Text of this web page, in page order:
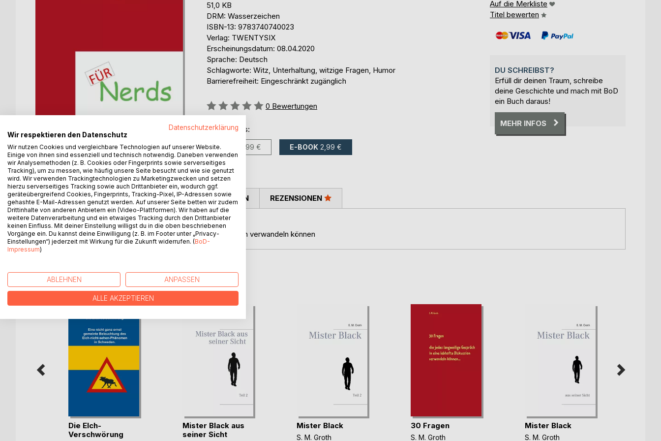
51,0 KB
DRM: Wasserzeichen
ISBN-13: 9783740740023
Verlag: TWENTYSIX
Erscheinungsdatum: 08.04.2020
Sprache: Deutsch
Schlagworte: Witz, Unterhaltung, witzige Fragen, Humor
Barrierefreiheit: Eingeschränkt zugänglich
Bewertung::
0%
0 Bewertungen
erhältlich als:
BUCH 3,99 € E-BOOK 2,99 €
Auf die Merkliste
Titel bewerten
DU SCHREIBST?
Erfüll dir deinen Traum, schreibe
deine Geschichte und mach mit BoD
ein Buch daraus!
MEHR INFOS
BESCHREIBUNG
25 Fragen für Nerds
die jedes langweilige Gespräch in eine lebhafte Diskussion verwandeln können
AUTOR/IN PRESSESTIMMEN REZENSIONEN
WEITERE TITEL BEIBoD
Die Elch-
Verschwörung
Mister Black aus
seiner Sicht
Mister Black
S. M. Groth
30 Fragen
S. M. Groth
Mister Black
S. M. Groth
Datenschutzerklärung
Wir respektieren den Datenschutz
Wir nutzen Cookies und vergleichbare Technologien auf unserer Website.
Einige von ihnen sind essenziell und technisch notwendig. Daneben verwenden
wir Analysemethoden (z. B. Cookies oder Fingerprints sowie serverseitiges
Tracking), um zu messen, wie häufig unsere Seite besucht und wie sie genutzt
wird. Wir verwenden Trackingtechnologien zu Marketingzwecken und setzen
hierzu serverseitiges Tracking sowie auch Drittanbieter ein, wodurch ggf.
geräteübergreifend Cookies, Fingerprints, Tracking-Pixel, IP-Adressen sowie
gehashte E-Mail-Adressen genutzt werden. Auf unserer Seite betten wir zudem
Drittinhalte von anderen Anbietern ein (Video-Plattformen). Wir haben auf die
weitere Datenverarbeitung und ein etwaiges Tracking durch den Drittanbieter
keinen Einfluss. Mit deiner Einstellung willigst du in die oben beschriebenen
Vorgänge ein. Du kannst deine Einwilligung (z. B. im Footer unter „Privacy-
Einstellungen“) jederzeit mit Wirkung für die Zukunft widerrufen. (BoD-
Impressum)
ABLEHNEN ANPASSEN
ALLE AKZEPTIEREN